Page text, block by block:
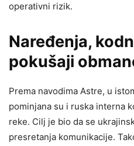
operativni rizik.
Naređenja,
pokušaji
Prema navodima Astre, u
pominjana su i ruska interna
reke. Cilj je bio da se
presretanja komunikacije.